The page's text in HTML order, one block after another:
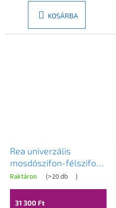
KOSÁRBA
Rea univerzális
mosdószifon-félszifon
+ univerzális
mosdólefolyó, arany,
REA-A5692
Raktáron (>20 db )
31 300 Ft